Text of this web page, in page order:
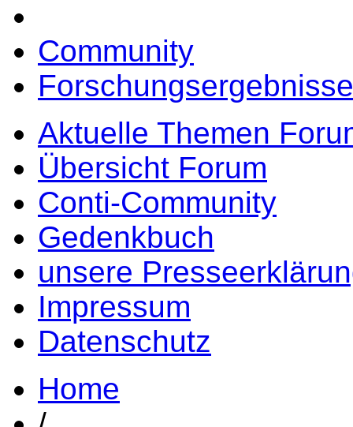
Community
Aktuelle Themen
Übersicht Forum
Conti-Community
Gedenkbuch
unsere
Impressum
Datenschutz
Home